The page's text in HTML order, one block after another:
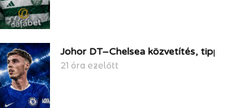
Johor DT–Chelsea közvetítés,
21 óra ezelőtt